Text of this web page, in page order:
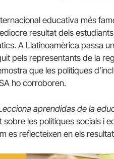
educativa més
resultat dels
A Llatinoamèrica passa
pels representants de la
que les polítiques
ho corroboren.
aprendidas de la
les polítiques socials i
es reflecteixen en els